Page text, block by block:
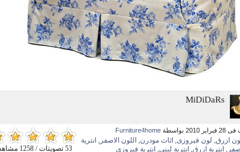
MiDiDaRs
53 تصويتات / 1258 مشاهدة
2010 بواسطة Furniture4home
ازرق لون فيروزى اثاث مودرن اللون الاصفر
انترية
انترية ازرق انترية لبنى انترية فيروزى